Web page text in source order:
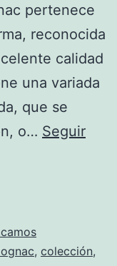
pertenece
reconocida
calidad
una variada
que se
o… Seguir
, colección,